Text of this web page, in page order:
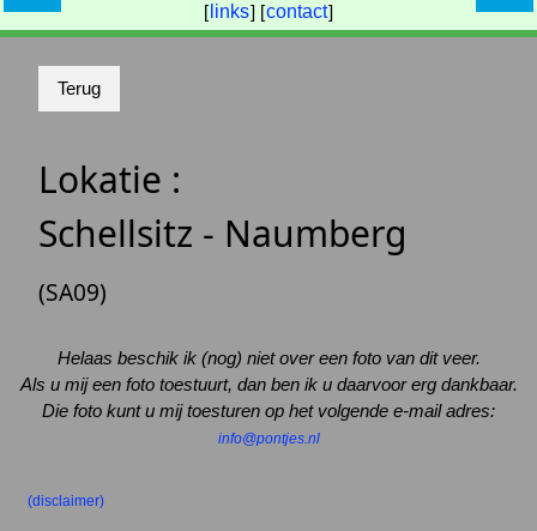
[ links] [contact]
Lokatie :
Schellsitz - Naumberg
(SA09)
Helaas beschik ik (nog) niet over een foto van dit veer.
Als u mij een foto toestuurt, dan ben ik u daarvoor erg dankbaar.
Die foto kunt u mij toesturen op het volgende e-mail adres:
info@pontjes.nl
(disclaimer)